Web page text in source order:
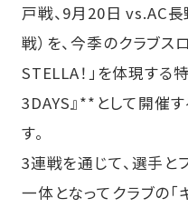
戸戦、9月20日 vs.AC
戦）を、今季のクラブス
STELLA！」を体現する
3DAYS』**として開催
す。
3連戦を通じて、選手と
一体となってクラブの